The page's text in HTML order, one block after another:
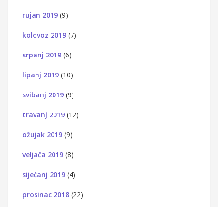
rujan 2019 (9)
kolovoz 2019 (7)
srpanj 2019 (6)
lipanj 2019 (10)
svibanj 2019 (9)
travanj 2019 (12)
ožujak 2019 (9)
veljača 2019 (8)
siječanj 2019 (4)
prosinac 2018 (22)